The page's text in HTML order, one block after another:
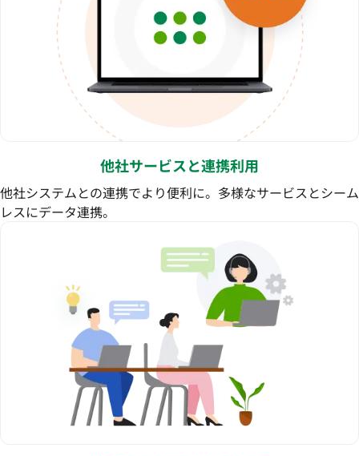
他社サービスと連携利用
他社システムとの連携でより便利に。多様なサービスとシーム
レスにデータ連携。